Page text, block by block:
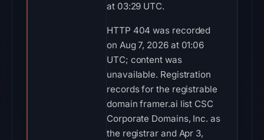
at 03:29 UTC.
HTTP 404 was recorded
on Aug 7, 2026 at 01:06
UTC; content was
unavailable. Registration
records for the registrable
domain framer.ai list CSC
Corporate Domains, Inc. as
the registrar and Apr 3,